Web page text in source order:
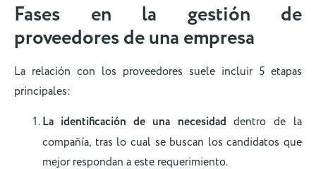
Fases en la gestión de
proveedores de una empresa
La relación con los proveedores suele incluir 5 etapas
principales:
La identificación de una necesidad dentro de la
compañía, tras lo cual se buscan los candidatos que
mejor respondan a este requerimiento.